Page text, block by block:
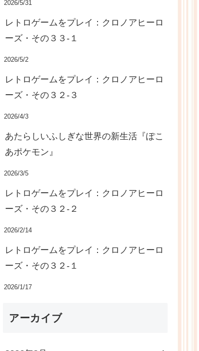
2026/5/31
レトロゲームをプレイ：クロノアヒーロ
ーズ・その３３-１
2026/5/2
レトロゲームをプレイ：クロノアヒーロ
ーズ・その３２-３
2026/4/3
あたらしいふしぎな世界の新生活『ぽこ
あポケモン』
2026/3/5
レトロゲームをプレイ：クロノアヒーロ
ーズ・その３２-２
2026/2/14
レトロゲームをプレイ：クロノアヒーロ
ーズ・その３２-１
2026/1/17
アーカイブ